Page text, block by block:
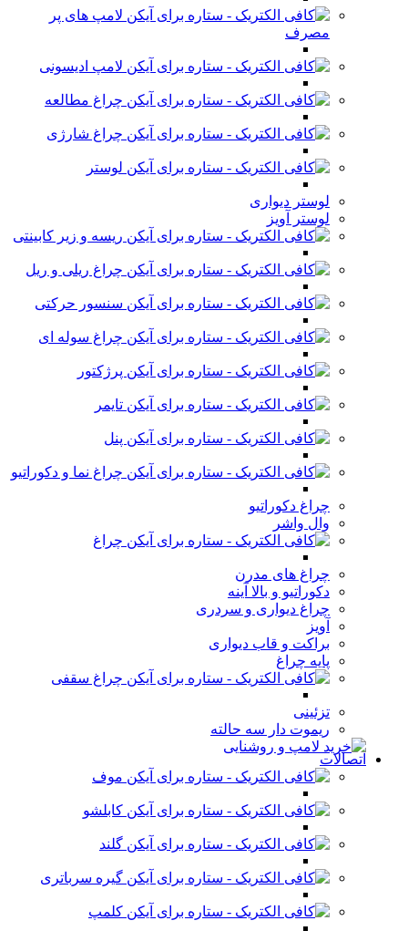
لامپ های پر
مصرف
لامپ ادیسونی
چراغ مطالعه
چراغ شارژی
لوستر
لوستر دیواری
لوستر آویز
ریسه و زیر کابینتی
چراغ ریلی و ریل
سنسور حرکتی
چراغ سوله ای
پرژکتور
تایمر
پنل
چراغ نما و دکوراتیو
چراغ دکوراتیو
وال واشر
چراغ
چراغ های مدرن
دکوراتیو و بالا آینه
چراغ دیواری و سردری
آویز
براکت و قاب دیواری
پایه چراغ
چراغ سقفی
تزئینی
ریموت دار سه حالته
اتصالات
موف
کابلشو
گلند
گیره سرباتری
کلمپ